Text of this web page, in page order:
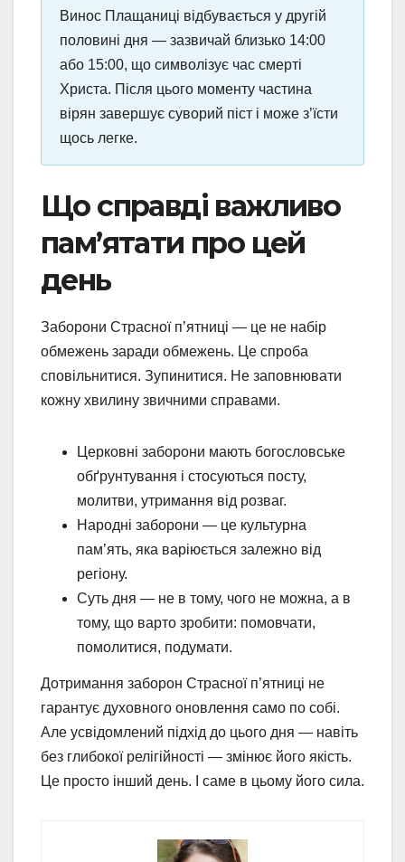
Винос Плащаниці відбувається у другій
половині дня — зазвичай близько 14:00
або 15:00, що символізує час смерті
Христа. Після цього моменту частина
вірян завершує суворий піст і може з’їсти
щось легке.
Що справді важливо
пам’ятати про цей
день
Заборони Страсної п’ятниці — це не набір
обмежень заради обмежень. Це спроба
сповільнитися. Зупинитися. Не заповнювати
кожну хвилину звичними справами.
Церковні заборони мають богословське
обґрунтування і стосуються посту,
молитви, утримання від розваг.
Народні заборони — це культурна
пам’ять, яка варіюється залежно від
регіону.
Суть дня — не в тому, чого не можна, а в
тому, що варто зробити: помовчати,
помолитися, подумати.
Дотримання заборон Страсної п’ятниці не
гарантує духовного оновлення само по собі.
Але усвідомлений підхід до цього дня — навіть
без глибокої релігійності — змінює його якість.
Це просто інший день. І саме в цьому його сила.